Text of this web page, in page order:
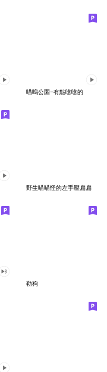
喵嗚公園−有點嗆嗆的
野生喵喵怪的左手壓扁扁
勒狗